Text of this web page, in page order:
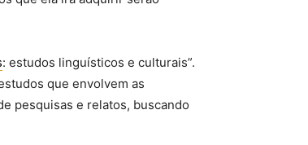
: estudos linguísticos e culturais”.
que envolvem as
pesquisas e relatos, buscando